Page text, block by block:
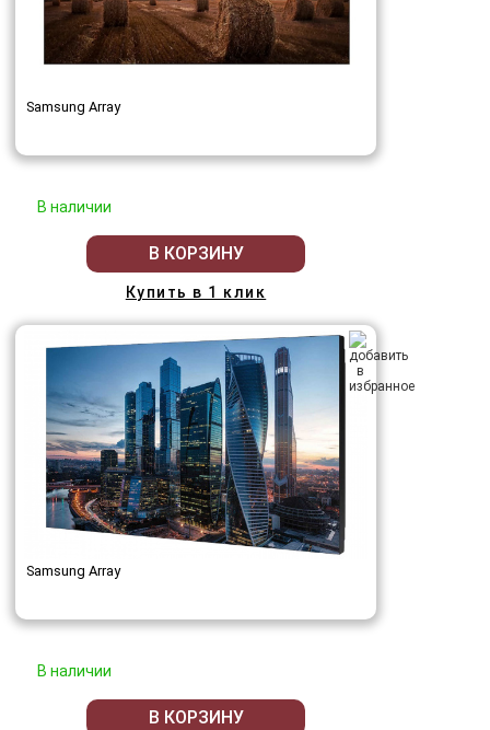
Samsung Array
В наличии
В КОРЗИНУ
Купить в 1 клик
Samsung Array
В наличии
В КОРЗИНУ